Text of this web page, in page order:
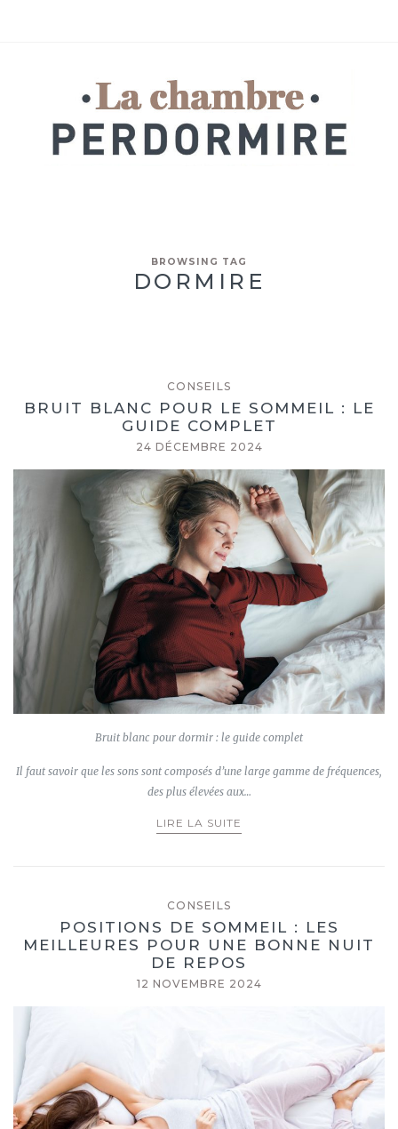
BROWSING TAG
DORMIRE
CONSEILS
BRUIT BLANC POUR LE SOMMEIL : LE
GUIDE COMPLET
24 DÉCEMBRE 2024
Bruit blanc pour dormir : le guide complet
Il faut savoir que les sons sont composés d’une large gamme de fréquences,
des plus élevées aux…
LIRE LA SUITE
CONSEILS
POSITIONS DE SOMMEIL : LES
MEILLEURES POUR UNE BONNE NUIT
DE REPOS
12 NOVEMBRE 2024